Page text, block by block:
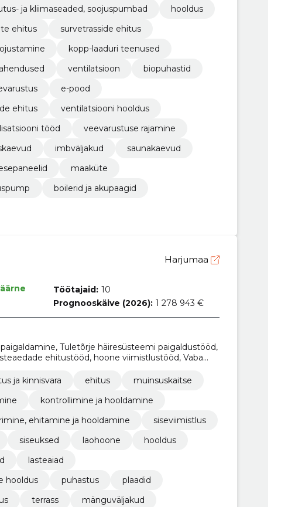
ja kliimaseaded, soojuspumbad
hooldus
ehitus
survetrasside ehitus
kopp-laaduri teenused
ventilatsioon
biopuhastid
e-pood
ehitus
ventilatsiooni hooldus
tööd
veevarustuse rajamine
imbväljakud
saunakaevud
maaküte
boilerid ja akupaagid
Harjumaa
Töötajaid: 10
Prognooskäive (2026): 1 278 943 €
Tuletõrje häiresüsteemi paigaldustööd,
ehitustööd, hoone viimistlustööd, Vaba
majutusega ja restoranidega seotud hoonete
ja -seadmete paigaldustööd, Koolimajade
Hooldekodude ehitustööd
ja kinnisvara ehitus
muinsuskaitse
kontrollimine ja hooldamine
ehitamine ja hooldamine
siseviimistlus
siseuksed laohoone
hooldus
lasteaiad
hooldus
puhastus
plaadid
terrass mänguväljakud